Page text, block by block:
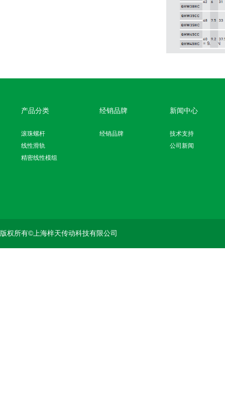
产品分类
滚珠螺杆
线性滑轨
精密线性模组
经销品牌
经销品牌
新闻中心
技术支持
公司新闻
版权所有©上海梓天传动科技有限公司